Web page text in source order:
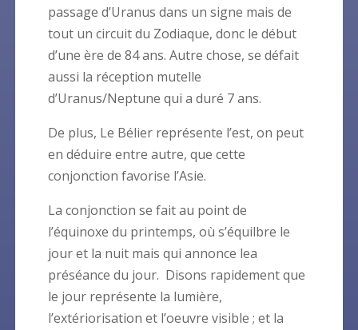
passage d’Uranus dans un signe mais de
tout un circuit du Zodiaque, donc le début
d’une ère de 84 ans. Autre chose, se défait
aussi la réception mutelle
d’Uranus/Neptune qui a duré 7 ans.
De plus, Le Bélier représente l’est, on peut
en déduire entre autre, que cette
conjonction favorise l’Asie.
La conjonction se fait au point de
l’équinoxe du printemps, où s’équilbre le
jour et la nuit mais qui annonce lea
préséance du jour. Disons rapidement que
le jour représente la lumière,
l’extériorisation et l’oeuvre visible ; et la